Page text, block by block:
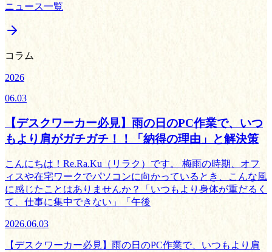
ニュース一覧
コラム
2026
06.03
【デスクワーカー必見】雨の日のPC作業で、いつ
もより肩がガチガチ！！「納得の理由」と解決策
こんにちは！Re.Ra.Ku（リラク）です。 梅雨の時期、オフ
ィスや在宅ワークでパソコンに向かっているとき、こんな風
に感じたことはありませんか？「いつもより身体が重だるく
て、仕事に集中できない」「午後
2026.06.03
【デスクワーカー必見】雨の日のPC作業で、いつもより肩